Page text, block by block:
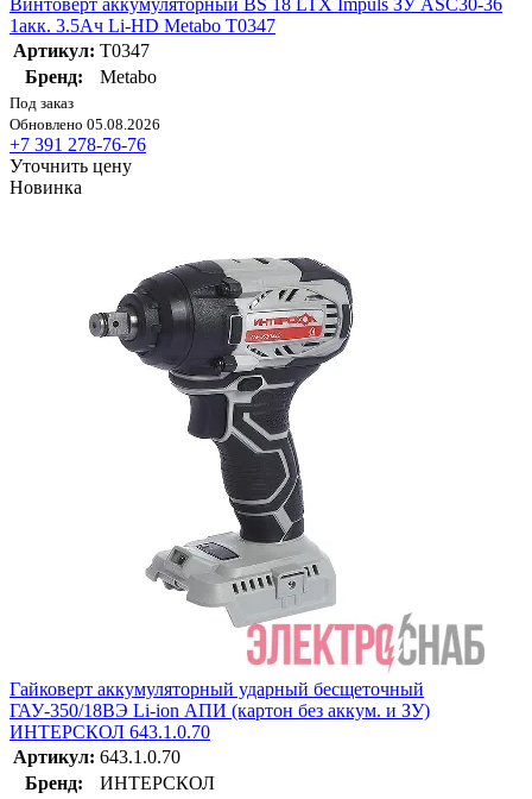
Винтоверт аккумуляторный BS 18 LTX Impuls ЗУ ASC30-36
1акк. 3.5Ач Li-HD Metabo T0347
Артикул: T0347
Бренд:
Metabo
Под заказ
Обновлено 05.08.2026
+7 391 278-76-76
Уточнить цену
Новинка
Гайковерт аккумуляторный ударный бесщеточный
ГАУ-350/18ВЭ Li-ion АПИ (картон без аккум. и ЗУ)
ИНТЕРСКОЛ 643.1.0.70
Артикул: 643.1.0.70
Бренд:
ИНТЕРСКОЛ